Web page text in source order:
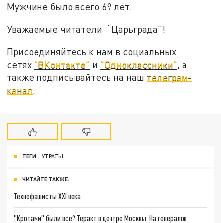
Мужчине было всего 69 лет.
Уважаемые читатели “Царьграда”!
Присоединяйтесь к нам в социальных
сетях "ВКонтакте" и "Одноклассники", а
также подписывайтесь на наш телеграм-
канал.
ТЕГИ: УТРАТЫ
ЧИТАЙТЕ ТАКЖЕ:
Технофашисты XXI века
"Кротами" были все? Теракт в центре Москвы: На генералов